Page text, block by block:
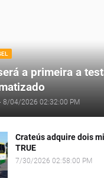
a primeira a
8/04/2026 02:32:00 PM
Crateús adquire dois
TRUE
7/30/2026 02:58:00 PM